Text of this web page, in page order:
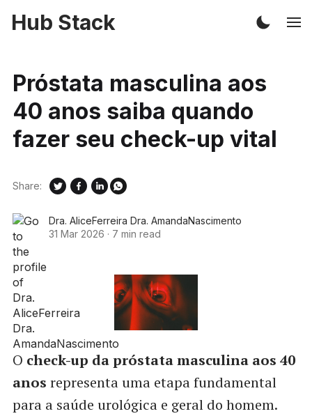
Hub Stack
Próstata masculina aos
40 anos saiba quando
fazer seu check-up vital
Dra. AliceFerreira Dra. AmandaNascimento
31 Mar 2026 · 7 min read
Share:
O check-up da próstata masculina aos 40
anos representa uma etapa fundamental
para a saúde urológica e geral do homem.